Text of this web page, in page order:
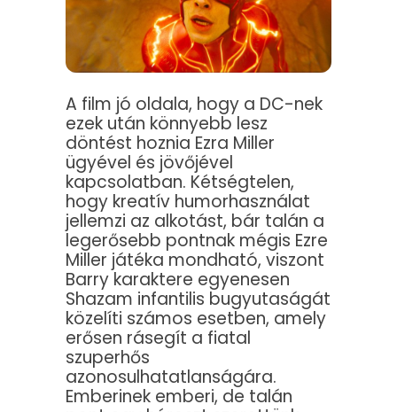
A film jó oldala, hogy a DC-nek
ezek után könnyebb lesz
döntést hoznia Ezra Miller
ügyével és jövőjével
kapcsolatban. Kétségtelen,
hogy kreatív humorhasználat
jellemzi az alkotást, bár talán a
legerősebb pontnak mégis Ezre
Miller játéka mondható, viszont
Barry karaktere egyenesen
Shazam infantilis bugyutaságát
közelíti számos esetben, amely
erősen rásegít a fiatal
szuperhős
azonosulhatatlanságára.
Emberinek emberi, de talán